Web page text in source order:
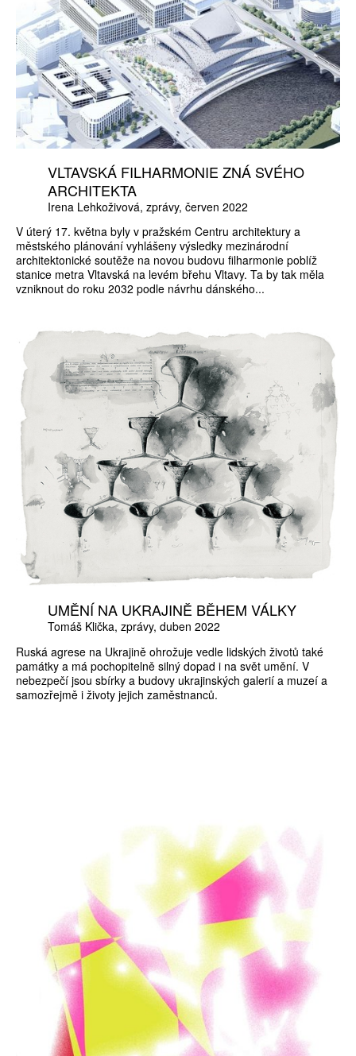
VLTAVSKÁ FILHARMONIE ZNÁ SVÉHO
ARCHITEKTA
Irena Lehkoživová zprávy červen 2022
V úterý 17. května byly v pražském Centru architektury a
městského plánování vyhlášeny výsledky mezinárodní
architektonické soutěže na novou budovu filharmonie poblíž
stanice metra Vltavská na levém břehu Vltavy. Ta by tak měla
vzniknout do roku 2032 podle návrhu dánského...
UMĚNÍ NA UKRAJINĚ BĚHEM VÁLKY
Tomáš Klička zprávy duben 2022
Ruská agrese na Ukrajině ohrožuje vedle lidských životů také
památky a má pochopitelně silný dopad i na svět umění. V
nebezpečí jsou sbírky a budovy ukrajinských galerií a muzeí a
samozřejmě i životy jejich zaměstnanců.